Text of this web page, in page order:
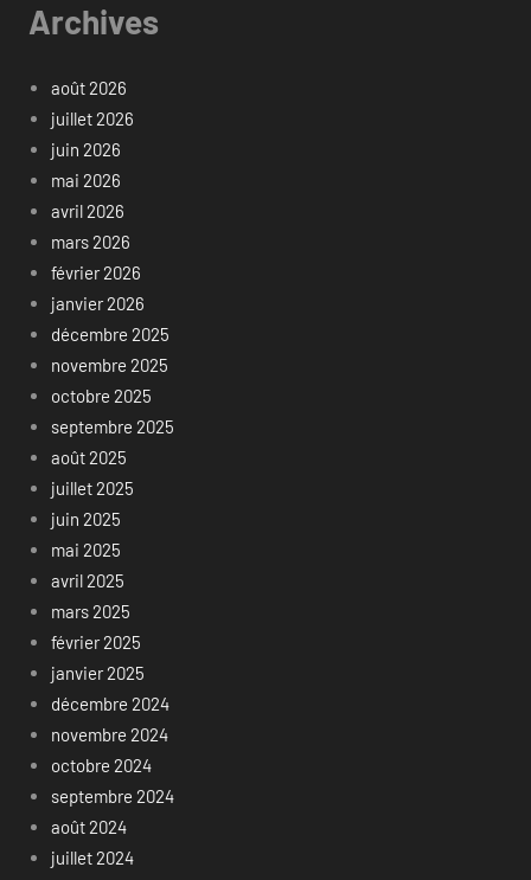
Archives
août 2026
juillet 2026
juin 2026
mai 2026
avril 2026
mars 2026
février 2026
janvier 2026
décembre 2025
novembre 2025
octobre 2025
septembre 2025
août 2025
juillet 2025
juin 2025
mai 2025
avril 2025
mars 2025
février 2025
janvier 2025
décembre 2024
novembre 2024
octobre 2024
septembre 2024
août 2024
juillet 2024